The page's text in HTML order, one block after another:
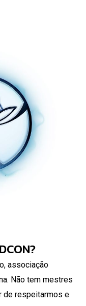
associação
Não tem mestres
de respeitarmos e